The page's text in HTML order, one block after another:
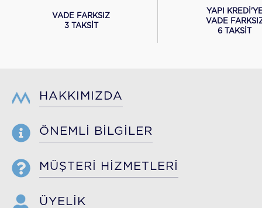
VADE FARKSIZ
3 TAKSİT
YAPI
VADE
6 TAKSİT
HAKKIMIZDA
ÖNEMLİ BİLGİLER
MÜŞTERİ HİZMETLERİ
ÜYELİK